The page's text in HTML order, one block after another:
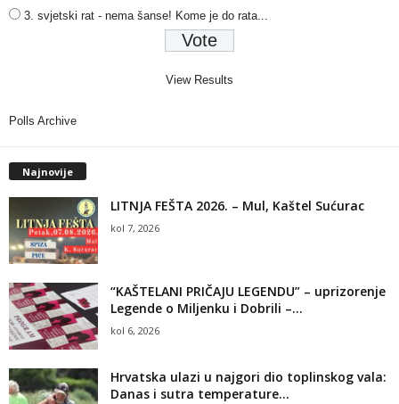
3. svjetski rat - nema šanse! Kome je do rata...
View Results
Polls Archive
Najnovije
LITNJA FEŠTA 2026. – Mul, Kaštel Sućurac
kol 7, 2026
“KAŠTELANI PRIČAJU LEGENDU” – uprizorenje
Legende o Miljenku i Dobrili –...
kol 6, 2026
Hrvatska ulazi u najgori dio toplinskog vala:
Danas i sutra temperature...